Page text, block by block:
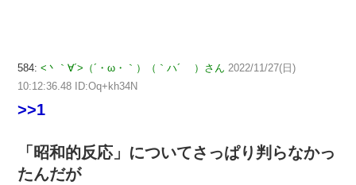
584: <丶｀∀´>（´・ω・｀）（｀ハ´ ）さん 2022/11/27(日)
10:12:36.48 ID:Oq+kh34N
>>1
「昭和的反応」についてさっぱり判らなかっ
たんだが